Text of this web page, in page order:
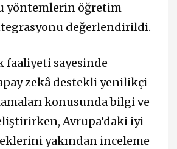
yöntemlerin öğretim
değerlendirildi.
faaliyeti sayesinde
zekâ destekli yenilikçi
konusunda bilgi ve
Avrupa’daki iyi
yakından inceleme